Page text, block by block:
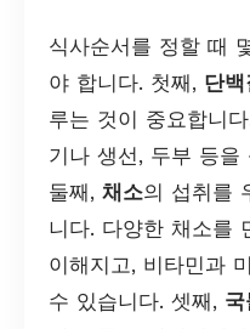
식사순서를 정할 때
야 합니다. 첫째, 단백
루는 것이 중요합니
기나 생선, 두부 등을
둘째, 채소의 섭취를
니다. 다양한 채소를
이해지고, 비타민과
수 있습니다. 셋째, 국